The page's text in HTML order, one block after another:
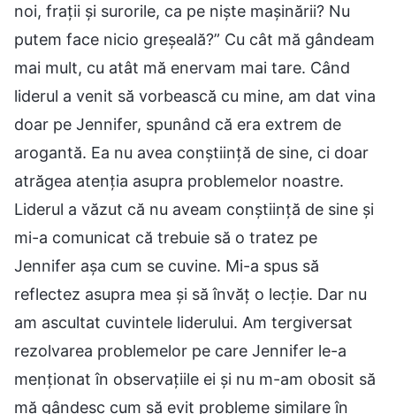
noi, frații și surorile, ca pe niște mașinării? Nu
putem face nicio greșeală?” Cu cât mă gândeam
mai mult, cu atât mă enervam mai tare. Când
liderul a venit să vorbească cu mine, am dat vina
doar pe Jennifer, spunând că era extrem de
arogantă. Ea nu avea conștiință de sine, ci doar
atrăgea atenția asupra problemelor noastre.
Liderul a văzut că nu aveam conștiință de sine și
mi-a comunicat că trebuie să o tratez pe
Jennifer așa cum se cuvine. Mi-a spus să
reflectez asupra mea și să învăț o lecție. Dar nu
am ascultat cuvintele liderului. Am tergiversat
rezolvarea problemelor pe care Jennifer le-a
menționat în observațiile ei și nu m-am obosit să
mă gândesc cum să evit probleme similare în